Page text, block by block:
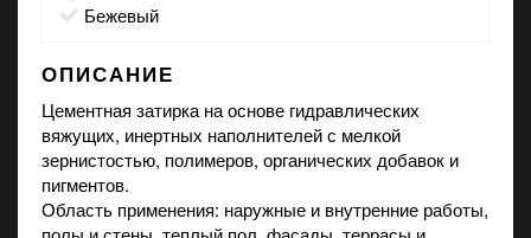
бежевый
ОПИСАНИЕ
Цементная затирка на основе гидравлических
вяжущих, инертных наполнителей с мелкой
зернистостью, полимеров, органических добавок и
пигментов.
Область применения: наружные и внутренние работы,